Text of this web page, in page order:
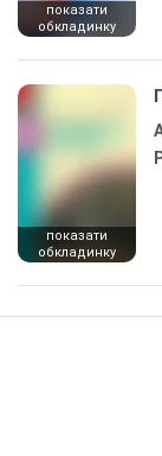
показати
обкладинку
показати
обкладинку